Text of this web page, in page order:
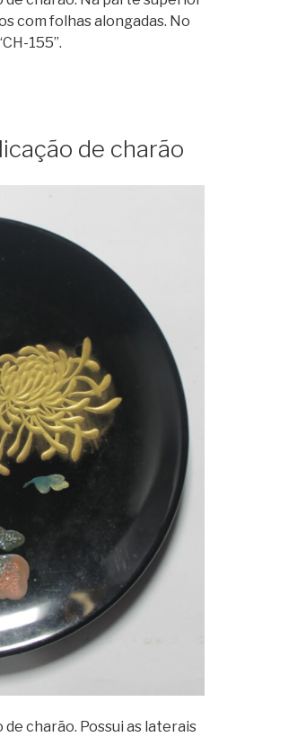
com folhas alongadas. No
155”.
de charão
charão. Possui as laterais